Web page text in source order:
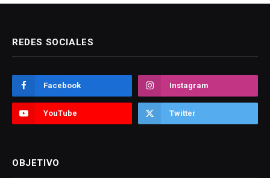
REDES SOCIALES
Facebook Instagram
YouTube Twitter
OBJETIVO